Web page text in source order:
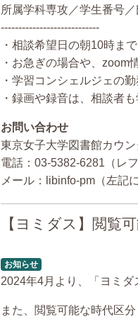
所属学科専攻／学生番号
----------------------------
・相談希望日の朝10時ま
・お急ぎの場合や、zoom
・学習コンシェルジェの
・録画や録音は、相談者
お問い合わせ
東京女子大学図書館カウン
電話：03-5382-6281（レ
メール：libinfo-pm（左記
【ヨミダス】閲覧
お知らせ
2024年4月より、「ヨミダ
また、閲覧可能な時代区